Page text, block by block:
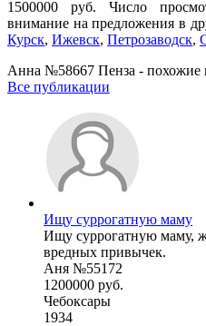
1500000 руб. Число
внимание на предложения в
Курск, Ижевск, Петрозаводск,
Анна №58667 Пенза - похожие
Все публикации
Ищу суррогатную маму
Ищу суррогатную маму,
вредных привычек.
Аня №55172
1200000 руб.
Чебоксары
1934